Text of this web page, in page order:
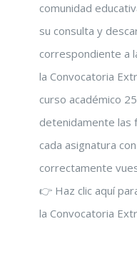
comunidad
su consulta y
correspondiente a
la Convocatoria
curso académico
detenidamente las
cada asignatura
correctamente
👉 Haz clic aquí
la Convocatoria